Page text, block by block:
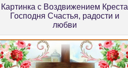
Картинка с Воздвижением Креста
Господня Счастья, радости и
любви